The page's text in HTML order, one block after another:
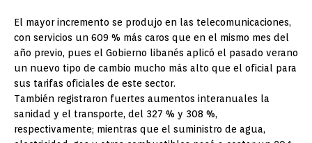
El mayor incremento se produjo en las telecomunicaciones,
con servicios un 609 % más caros que en el mismo mes del
año previo, pues el Gobierno libanés aplicó el pasado verano
un nuevo tipo de cambio mucho más alto que el oficial para
sus tarifas oficiales de este sector.
También registraron fuertes aumentos interanuales la
sanidad y el transporte, del 327 % y 308 %,
respectivamente; mientras que el suministro de agua,